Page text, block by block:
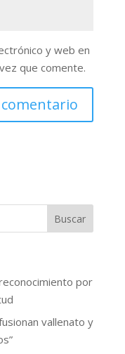
y web en
que comente.
Buscar
por
vallenato y